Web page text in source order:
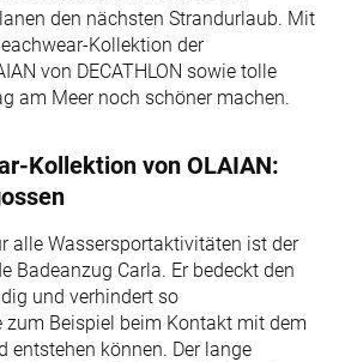
den nächsten Strandurlaub. Mit
Kollektion der
von DECATHLON sowie tolle
am Meer noch schöner machen.
Kollektion von OLAIAN:
alle Wassersportaktivitäten ist der
Badeanzug Carla. Er bedeckt den
und verhindert so
zum Beispiel beim Kontakt mit dem
entstehen können. Der lange